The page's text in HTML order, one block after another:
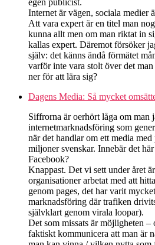
Internet är vägen, sociala medier
Att vara expert är en titel man
kunna allt men om man riktat in
kallas expert. Däremot försöker
själv: det känns ändå förmätet
varför inte vara stolt över det
ner för att lära sig?
Dagens Media: Så mycket
Siffrorna är oerhört låga om man
internetmarknadsföring som
när det handlar om ett media
miljoner svenskar. Innebär det
Facebook?
Knappast. Det vi sett under året
organisationer arbetat med att
genom pages, det har varit
marknadsföring där trafiken
självklart genom virala loopar).
Det som missats är möjligheten –
faktiskt kommunicera att man är